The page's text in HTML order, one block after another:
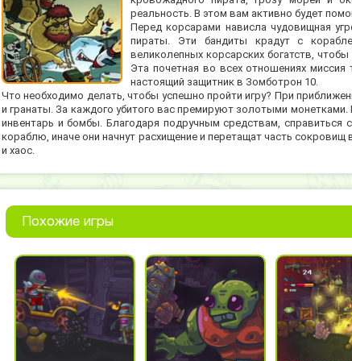
реальность. В этом вам активно будет
Перед корсарами нависла чудовищная
пираты. Эти бандиты крадут с
великолепных корсарских богатств,
Эта почетная во всех отношениях
настоящий защитник в Зомботрон 10.
Что необходимо делать, чтобы успешно пройти игру? При
и гранаты. За каждого убитого вас премируют золотыми
инвентарь и бомбы. Благодаря подручным средствам,
кораблю, иначе они начнут расхищение и перетащат часть
и хаос.
Похожие игры